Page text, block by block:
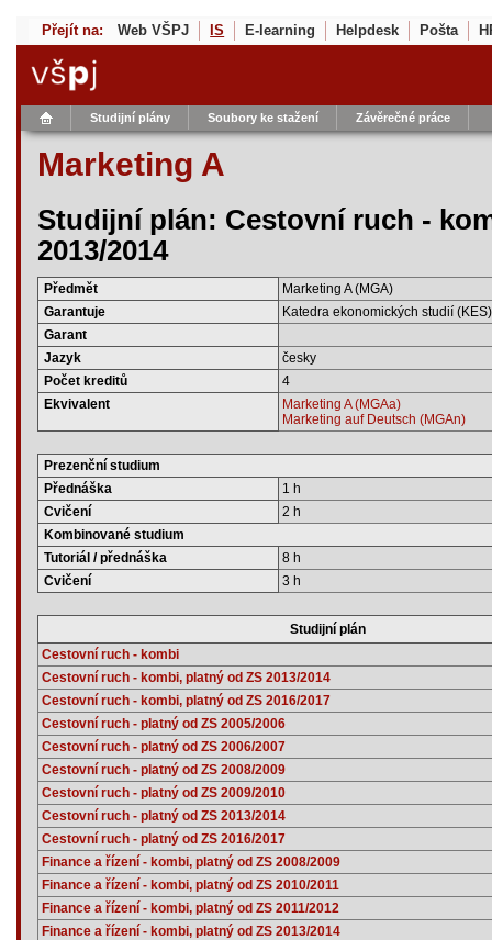
Přejít na: Web VŠPJ IS E-learning Helpdesk Pošta
Studijní plány Soubory ke stažení Závěrečné práce
Marketing A
Studijní plán: Cestovní ruch -
2013/2014
Předmět
Marketing A (MGA)
Garantuje
Katedra ekonomických studií (KES)
Garant
Jazyk
česky
Počet kreditů
4
Ekvivalent
Marketing A (MGAa)
Marketing auf Deutsch (MGAn)
Prezenční studium
Přednáška
1 h
Cvičení
2 h
Kombinované studium
Tutoriál / přednáška
8 h
Cvičení
3 h
Studijní plán
Cestovní ruch - kombi
Cestovní ruch - kombi, platný od ZS 2013/2014
Cestovní ruch - kombi, platný od ZS 2016/2017
Cestovní ruch - platný od ZS 2005/2006
Cestovní ruch - platný od ZS 2006/2007
Cestovní ruch - platný od ZS 2008/2009
Cestovní ruch - platný od ZS 2009/2010
Cestovní ruch - platný od ZS 2013/2014
Cestovní ruch - platný od ZS 2016/2017
Finance a řízení - kombi, platný od ZS 2008/2009
Finance a řízení - kombi, platný od ZS 2010/2011
Finance a řízení - kombi, platný od ZS 2011/2012
Finance a řízení - kombi, platný od ZS 2013/2014